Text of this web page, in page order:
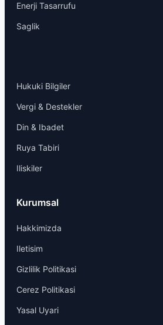
Enerji Tasarrufu
Saglik
Hukuki Bilgiler
Vergi & Destekler
Din & Ibadet
Ruya Tabiri
Iliskiler
Kurumsal
Hakkimizda
Iletisim
Gizlilik Politikasi
Cerez Politikasi
Yasal Uyari